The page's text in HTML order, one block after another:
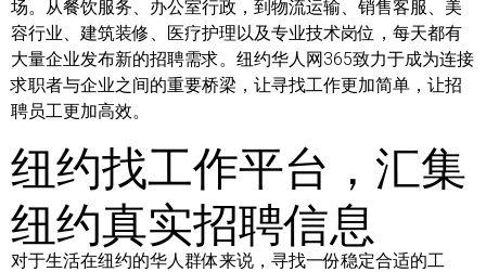
场。从餐饮服务、办公室行政，到物流运输、销售客服、美
容行业、建筑装修、医疗护理以及专业技术岗位，每天都有
大量企业发布新的招聘需求。纽约华人网365致力于成为连接
求职者与企业之间的重要桥梁，让寻找工作更加简单，让招
聘员工更加高效。
纽约找工作平台，汇集
纽约真实招聘信息
对于生活在纽约的华人群体来说，寻找一份稳定合适的工